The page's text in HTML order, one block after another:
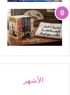
الأشهر